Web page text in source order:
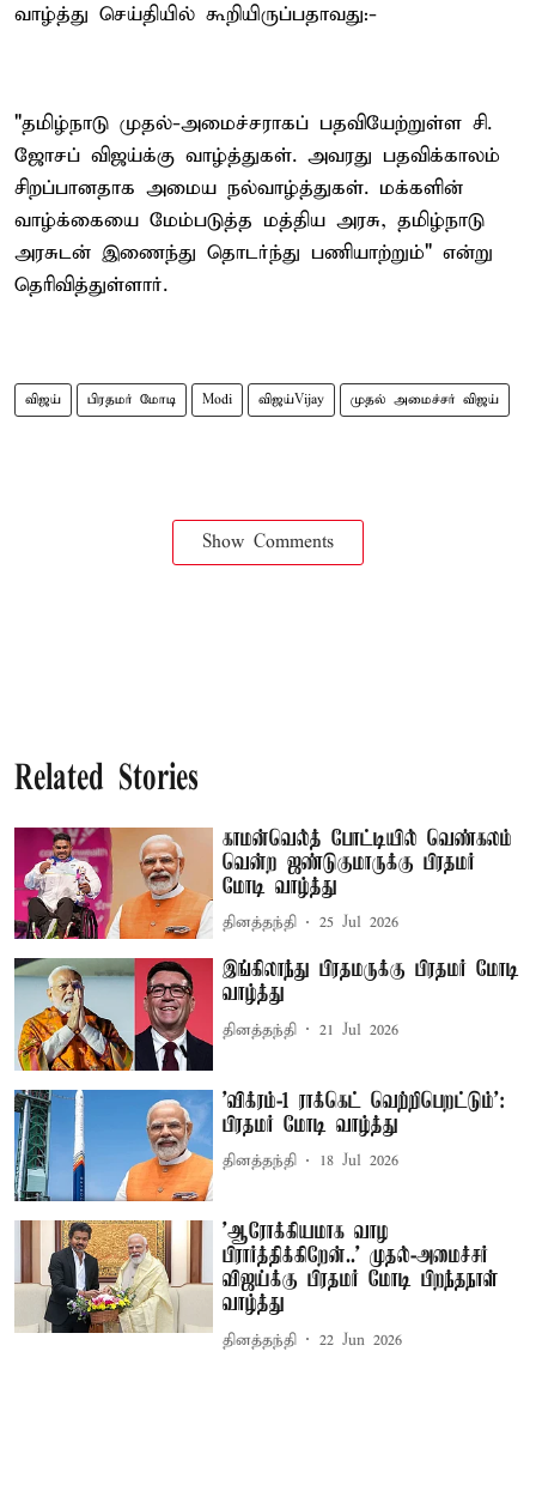
வாழ்த்து செய்தியில் கூறியிருப்பதாவது:-
"தமிழ்நாடு முதல்-அமைச்சராகப் பதவியேற்றுள்ள சி.
ஜோசப் விஜய்க்கு வாழ்த்துகள். அவரது பதவிக்காலம்
சிறப்பானதாக அமைய நல்வாழ்த்துகள். மக்களின்
வாழ்க்கையை மேம்படுத்த மத்திய அரசு, தமிழ்நாடு
அரசுடன் இணைந்து தொடர்ந்து பணியாற்றும்" என்று
தெரிவித்துள்ளார்.
விஜய் பிரதமர் மோடி Modi விஜய்Vijay முதல் அமைச்சர் விஜய்
Show Comments
Related Stories
காமன்வெல்த் போட்டியில் வெண்கலம்
வென்ற ஜண்டுகுமாருக்கு பிரதமர்
மோடி வாழ்த்து
தினத்தந்தி 25 Jul 2026
இங்கிலாந்து பிரதமருக்கு பிரதமர் மோடி
வாழ்த்து
தினத்தந்தி 21 Jul 2026
’விக்ரம்-1 ராக்கெட் வெற்றிபெறட்டும்':
பிரதமர் மோடி வாழ்த்து
தினத்தந்தி 18 Jul 2026
’ஆரோக்கியமாக வாழ
பிரார்த்திக்கிறேன்..’ முதல்-அமைச்சர்
விஜய்க்கு பிரதமர் மோடி பிறந்தநாள்
வாழ்த்து
தினத்தந்தி 22 Jun 2026